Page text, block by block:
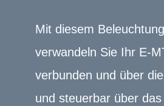
Mit diesem
verwandeln Sie Ihr E-
verbunden und über
und steuerbar über